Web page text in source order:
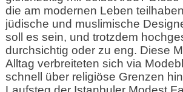
die am modernen Leben
jüdische und muslimische
soll es sein, und trotzdem
durchsichtig oder zu eng. Diese
Alltag verbreiteten sich via
schnell über religiöse Grenzen